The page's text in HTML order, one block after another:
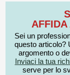
AFFIDA
Sei un
questo articolo?
argomento o
Inviaci la tua
serve per lo